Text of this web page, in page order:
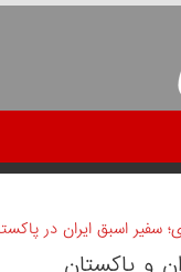
اسبق ایران در
و پاکستان